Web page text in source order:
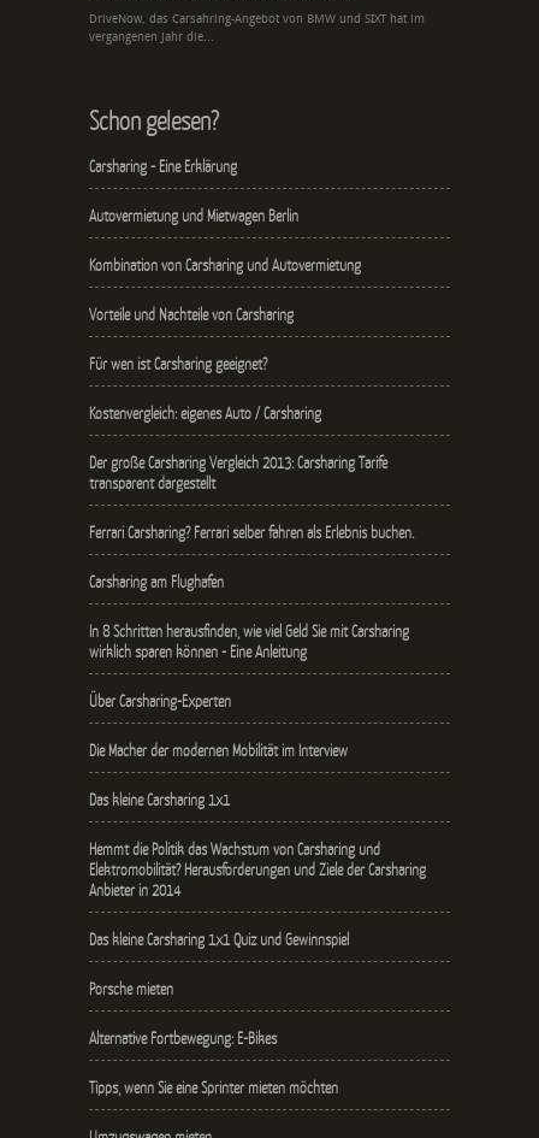
DriveNow, das Carsahring-Angebot von BMW und SIXT hat im
vergangenen Jahr die...
Schon gelesen?
Carsharing - Eine Erklärung
Autovermietung und Mietwagen Berlin
Kombination von Carsharing und Autovermietung
Vorteile und Nachteile von Carsharing
Für wen ist Carsharing geeignet?
Kostenvergleich: eigenes Auto / Carsharing
Der große Carsharing Vergleich 2013: Carsharing Tarife
transparent dargestellt
Ferrari Carsharing? Ferrari selber fahren als Erlebnis buchen.
Carsharing am Flughafen
In 8 Schritten herausfinden, wie viel Geld Sie mit Carsharing
wirklich sparen können - Eine Anleitung
Über Carsharing-Experten
Die Macher der modernen Mobilität im Interview
Das kleine Carsharing 1x1
Hemmt die Politik das Wachstum von Carsharing und
Elektromobilität? Herausforderungen und Ziele der Carsharing
Anbieter in 2014
Das kleine Carsharing 1x1 Quiz und Gewinnspiel
Porsche mieten
Alternative Fortbewegung: E-Bikes
Tipps, wenn Sie eine Sprinter mieten möchten